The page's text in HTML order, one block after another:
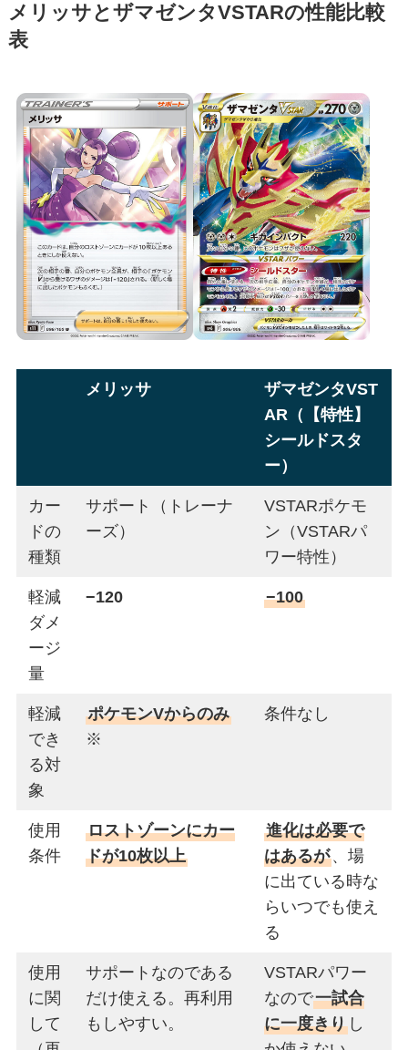
メリッサとザマゼンタVSTARの性能比較
表
メリッサ
ザマゼンタVST
AR（【特性】
シールドスタ
ー）
カー
ドの
種類
サポート（トレーナ
ーズ）
VSTARポケモ
ン（VSTARパ
ワー特性）
軽減
ダメ
ージ
量
−120 −100
軽減
でき
る対
象
ポケモンVからのみ
※
条件なし
使用
条件
ロストゾーンにカー
ドが10枚以上
進化は必要で
はあるが、場
に出ている時な
らいつでも使え
る
使用
に関
して
サポートなのである
だけ使える。再利用
もしやすい。
VSTARパワー
なので一試合
に一度きり し